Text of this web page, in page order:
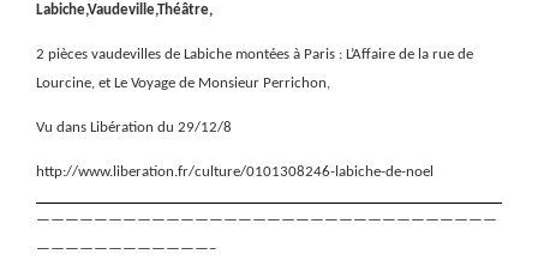
Labiche,Vaudeville,Théâtre,
2 pièces vaudevilles de Labiche montées à Paris : L’Affaire de la rue de
Lourcine, et Le Voyage de Monsieur Perrichon,
Vu dans Libération du 29/12/8
http://www.liberation.fr/culture/0101308246-labiche-de-noel
————————————————————————————————
————————————–